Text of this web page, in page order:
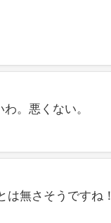
。悪くない。
無さそうですね！